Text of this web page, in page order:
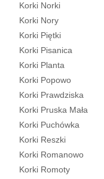
Korki Norki
Korki Nory
Korki Piętki
Korki Pisanica
Korki Planta
Korki Popowo
Korki Prawdziska
Korki Pruska Mała
Korki Puchówka
Korki Reszki
Korki Romanowo
Korki Romoty